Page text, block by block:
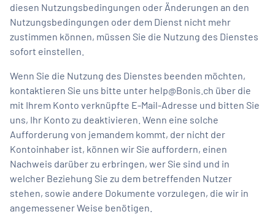
diesen Nutzungsbedingungen oder Änderungen an den
Nutzungsbedingungen oder dem Dienst nicht mehr
zustimmen können, müssen Sie die Nutzung des Dienstes
sofort einstellen.
Wenn Sie die Nutzung des Dienstes beenden möchten,
kontaktieren Sie uns bitte unter help@Bonis.ch über die
mit Ihrem Konto verknüpfte E-Mail-Adresse und bitten Sie
uns, Ihr Konto zu deaktivieren. Wenn eine solche
Aufforderung von jemandem kommt, der nicht der
Kontoinhaber ist, können wir Sie auffordern, einen
Nachweis darüber zu erbringen, wer Sie sind und in
welcher Beziehung Sie zu dem betreffenden Nutzer
stehen, sowie andere Dokumente vorzulegen, die wir in
angemessener Weise benötigen.